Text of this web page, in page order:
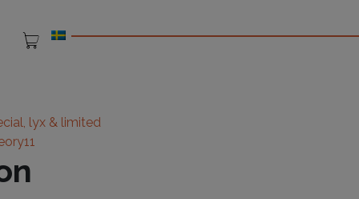
lyx & limited